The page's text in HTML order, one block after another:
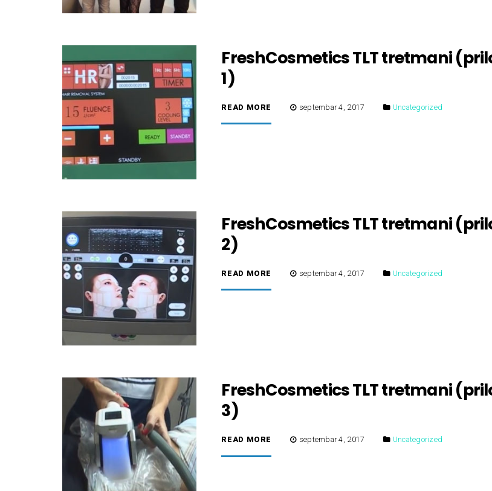
FreshCosmetics TLT tretmani
1)
READ MORE septembar 4, 2017 Uncategorized
FreshCosmetics TLT tretmani
2)
READ MORE septembar 4, 2017 Uncategorized
FreshCosmetics TLT tretmani
3)
READ MORE septembar 4, 2017 Uncategorized